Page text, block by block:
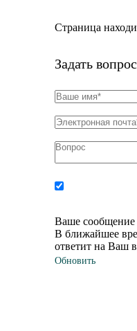
Страница
Задать
Ваше сообщение
В ближайшее
ответит на Ваш
Обновить